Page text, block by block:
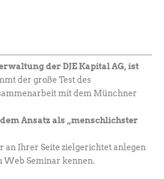
der DJE Kapital AG, ist
der große Test des
mit dem Münchner
Ansatz als „menschlichster
Ihrer Seite zielgerichtet anlegen
Web Seminar kennen.